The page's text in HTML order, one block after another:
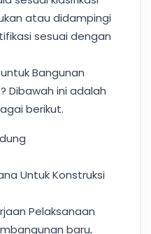
atau didampingi
sesuai dengan
Bangunan
? Dibawah ini adalah
berikut.
Untuk Konstruksi
Pelaksanaan
baru,